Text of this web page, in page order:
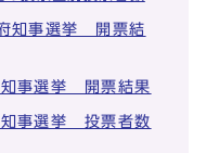
知事選挙 開票結
事選挙 開票結果
事選挙 投票者数